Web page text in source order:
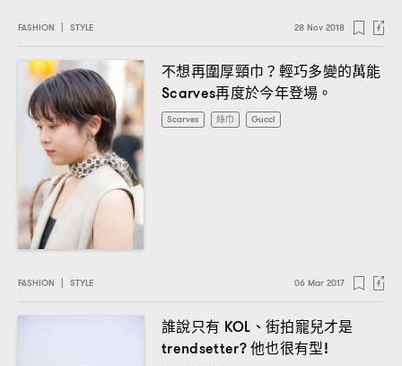
FASHION | STYLE 28 Nov 2018
不想再圍厚頸巾 ？ 輕巧多變的萬能
Scarves再度於今年登場。
Scarves 絲巾 Gucci
FASHION | STYLE 06 Mar 2017
誰說只有 KOL 、街拍寵兒才是
trendsetter?他也很有型!